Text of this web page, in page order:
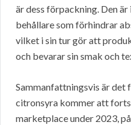
är dess förpackning. Den
behållare som förhindrar
vilket i sin tur gör att
och bevarar sin smak och
Sammanfattningsvis är
citronsyra kommer att
marketplace under 2023,